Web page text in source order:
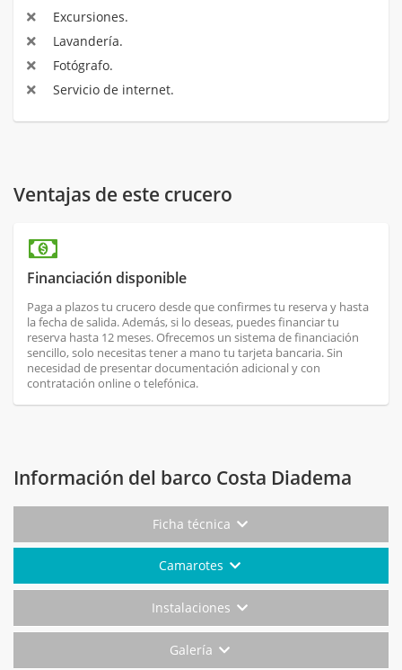
Excursiones.
Lavandería.
Fotógrafo.
Servicio de internet.
Ventajas de este crucero
Financiación disponible
Paga a plazos tu crucero desde que confirmes tu reserva y hasta
la fecha de salida. Además, si lo deseas, puedes financiar tu
reserva hasta 12 meses. Ofrecemos un sistema de financiación
sencillo, solo necesitas tener a mano tu tarjeta bancaria. Sin
necesidad de presentar documentación adicional y con
contratación online o telefónica.
Información del barco Costa Diadema
Ficha técnica
Camarotes
Instalaciones
Galería